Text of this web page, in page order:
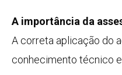
A importância da
A correta aplicação do
conhecimento técnico e